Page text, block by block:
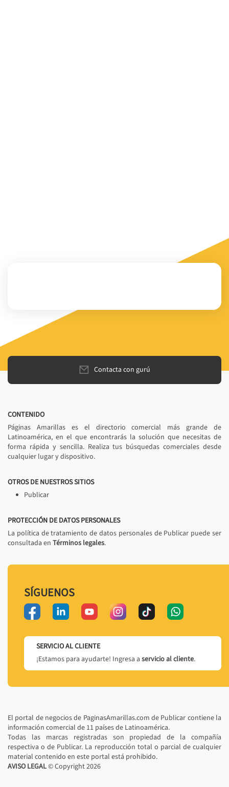
Contacta con gurú
CONTENIDO
Páginas Amarillas es el directorio comercial más grande de
Latinoamérica, en el que encontrarás la solución que necesitas de
forma rápida y sencilla. Realiza tus búsquedas comerciales desde
cualquier lugar y dispositivo.
OTROS DE NUESTROS SITIOS
Publicar
PROTECCIÓN DE DATOS PERSONALES
La política de tratamiento de datos personales de Publicar puede ser
consultada en Términos legales.
SÍGUENOS
SERVICIO AL CLIENTE
¡Estamos para ayudarte! Ingresa a servicio al cliente.
El portal de negocios de PaginasAmarillas.com de Publicar contiene la
información comercial de 11 países de Latinoamérica.
Todas las marcas registradas son propiedad de la compañía
respectiva o de Publicar. La reproducción total o parcial de cualquier
material contenido en este portal está prohibido.
AVISO LEGAL© Copyright2026